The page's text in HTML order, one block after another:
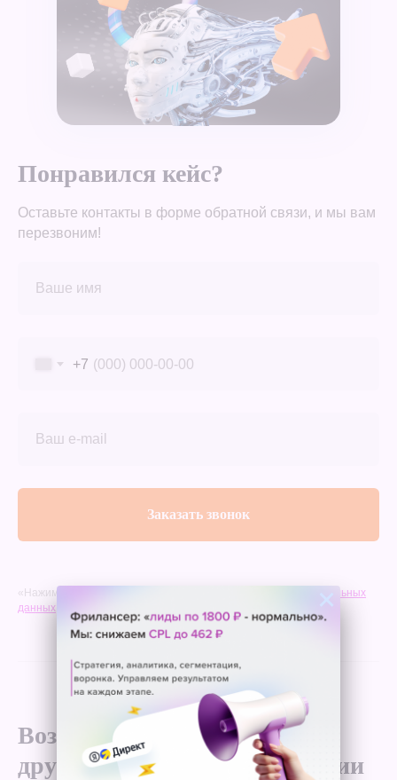
Понравился кейс?
Оставьте контакты в форме обратной связи, и мы вам
перезвоним!
+7
Заказать звонок
«Нажимая на кнопку, вы даете согласие на
обработку персональных
данных
Возможно, вас заинтересуют
другие кейсы нашей компании